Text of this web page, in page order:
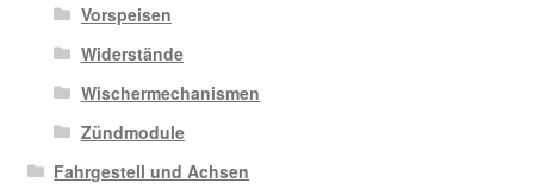
Vorspeisen
Widerstände
Wischermechanismen
Zündmodule
Fahrgestell und Achsen